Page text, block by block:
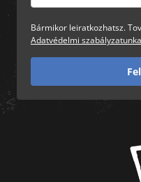
Bármikor leiratkozhatsz.
Adatvédelmi